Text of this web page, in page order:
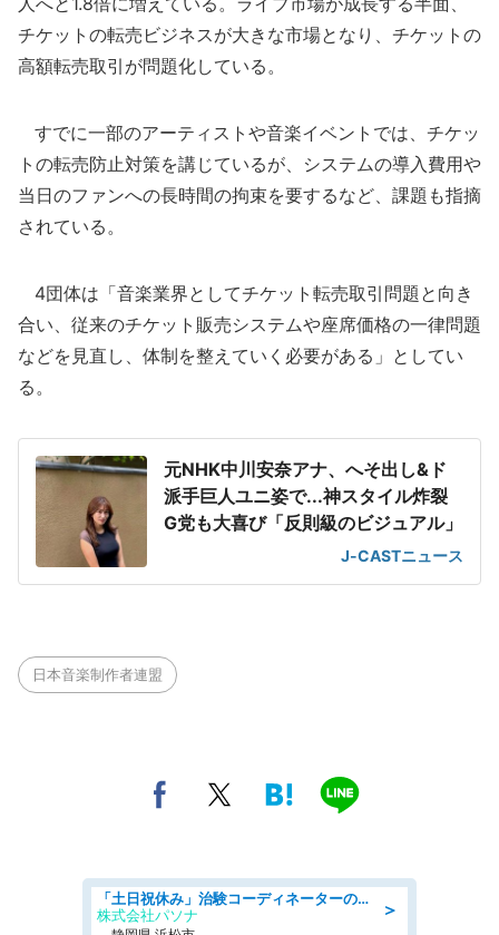
チケットの転売ビジネスが大きな市場となり、チケットの
高額転売取引が問題化している。
すでに一部のアーティストや音楽イベントでは、チケッ
トの転売防止対策を講じているが、システムの導入費用や
当日のファンへの長時間の拘束を要するなど、課題も指摘
されている。
4団体は「音楽業界としてチケット転売取引問題と向き
合い、従来のチケット販売システムや座席価格の一律問題
などを見直し、体制を整えていく必要がある」としてい
る。
元NHK中川安奈アナ、へそ出し&ド
派手巨人ユニ姿で...神スタイル炸裂
G党も大喜び「反則級のビジュアル」
J-CASTニュース
日本音楽制作者連盟
＞
「土日祝休み」治験コーディネーターのお仕事/未経験OK
株式会社パソナ